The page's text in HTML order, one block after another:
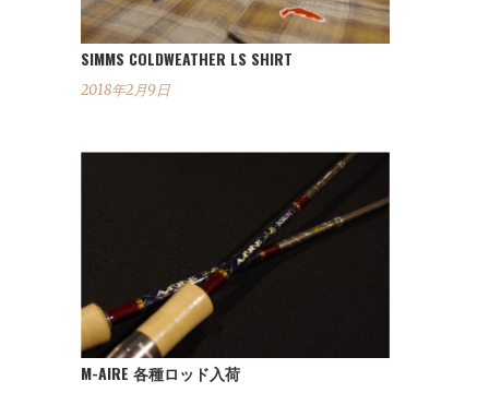
SIMMS COLDWEATHER LS SHIRT
2018年2月9日
M-AIRE 各種ロッド入荷